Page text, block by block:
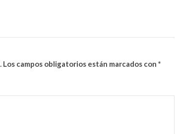
Los campos obligatorios están marcados con *